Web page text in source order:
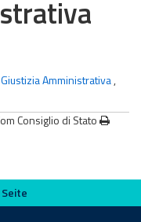
Amministrativa,
Consiglio di Stato